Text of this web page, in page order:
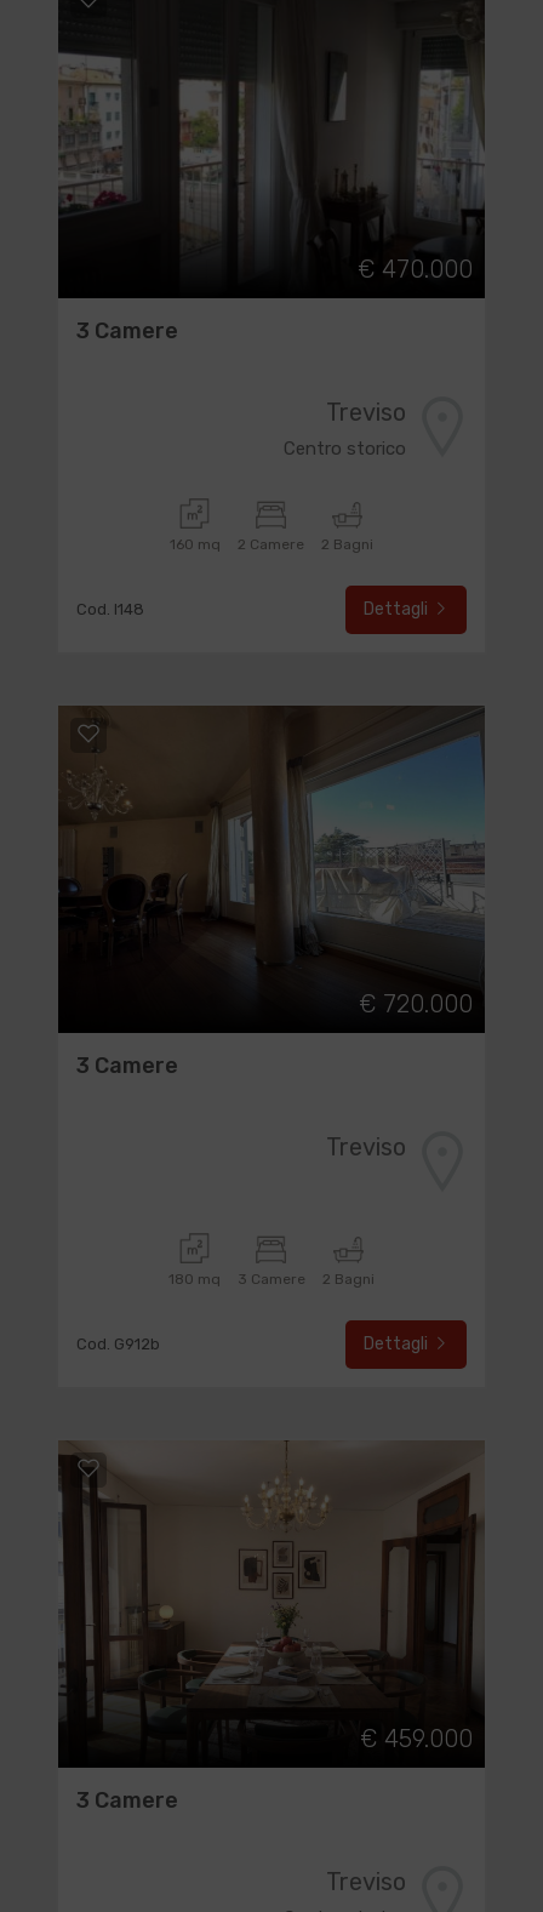
€ 470.000
3 Camere
Treviso
Centro storico
160 mq 2 Camere 2 Bagni
Cod. I148 Dettagli
€ 720.000
3 Camere
Treviso
180 mq 3 Camere 2 Bagni
Cod. G912b Dettagli
€ 459.000
3 Camere
Treviso